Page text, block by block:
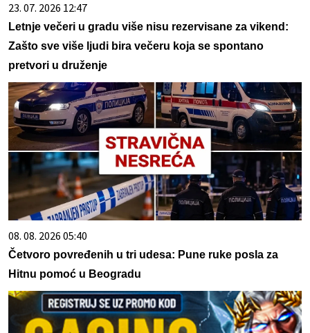
23. 07. 2026 12:47
Letnje večeri u gradu više nisu rezervisane za vikend:
Zašto sve više ljudi bira večeru koja se spontano
pretvori u druženje
08. 08. 2026 05:40
Četvoro povređenih u tri udesa: Pune ruke posla za
Hitnu pomoć u Beogradu